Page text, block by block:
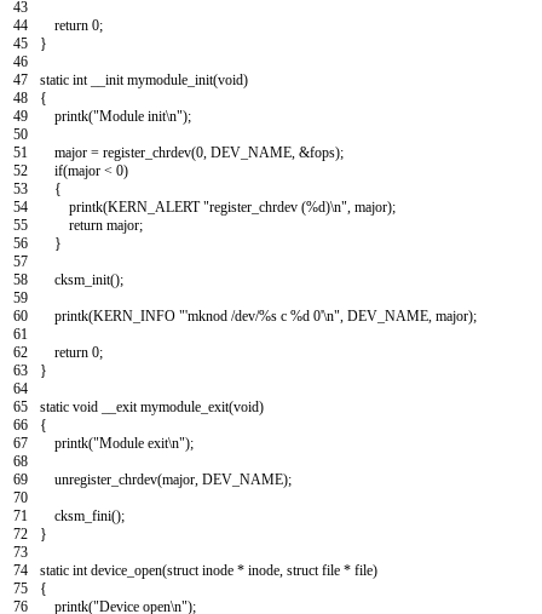
43
44
45
46
47
48
49
50
51
52
53
54
55
56
57
58
59
60
61
62
63
64
65
66
67
68
69
70
71
72
73
74
75
76
return 0;
}
static int __init mymodule_init(void)
{
printk("Module init\n");
major = register_chrdev(0 DEV_NAME &fops);
if(major < 0)
{
printk(KERN ALERT "register_chrdev (%d)\n" major);
return major;
}
cksm_init();
printk(KERN INFO "'mknod /dev/%s c %d 0'\n" DEV_NAME major);
return 0;
}
static void __exit mymodule_exit(void)
{
printk("Module exit\n");
unregister_chrdev(major DEV_NAME);
cksm_fini();
}
static int device_open(struct inode * inode struct file * file)
{
printk("Device open\n");